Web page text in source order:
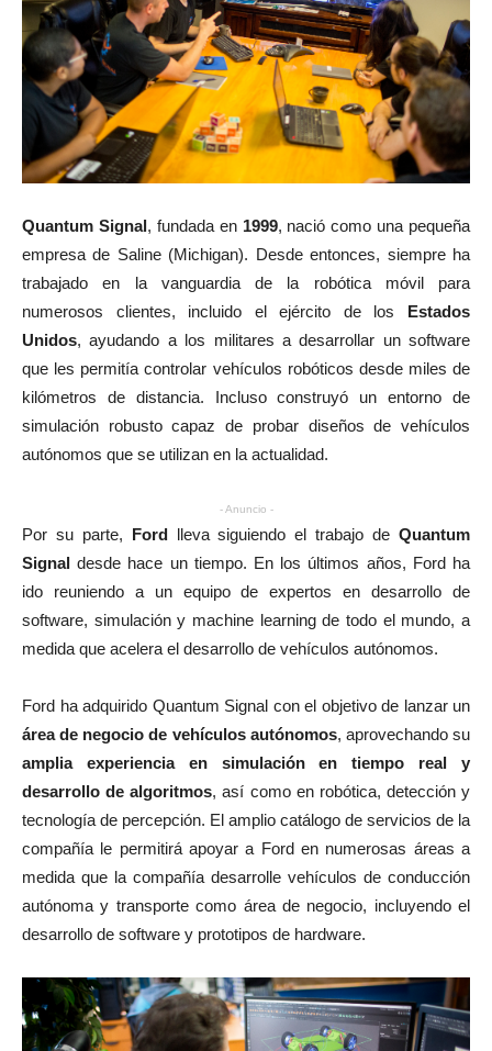
Quantum Signal , fundada en 1999, nació como una pequeña
empresa de Saline (Michigan). Desde entonces, siempre ha
trabajado en la vanguardia de la robótica móvil para
numerosos clientes, incluido el ejército de los
Estados
Unidos, ayudando a los militares a desarrollar un software
que les permitía controlar vehículos robóticos desde miles de
kilómetros de distancia. Incluso construyó un entorno de
simulación robusto capaz de probar diseños de vehículos
autónomos que se utilizan en la actualidad.
- Anuncio -
Por su parte, Ford lleva siguiendo el trabajo deQuantum
Signal desde hace un tiempo. En los últimos años, Ford ha
ido reuniendo a un equipo de expertos en desarrollo de
software, simulación y machine learning de todo el mundo, a
medida que acelera el desarrollo de vehículos autónomos.
Ford ha adquirido Quantum Signal con el objetivo de lanzar un
área de negocio de vehículos autónomos, aprovechando su
amplia experiencia en simulación en tiempo real y
desarrollo de algoritmos, así como en robótica, detección y
tecnología de percepción. El amplio catálogo de servicios de la
compañía le permitirá apoyar a Ford en numerosas áreas a
medida que la compañía desarrolle vehículos de conducción
autónoma y transporte como área de negocio, incluyendo el
desarrollo de software y prototipos de hardware.